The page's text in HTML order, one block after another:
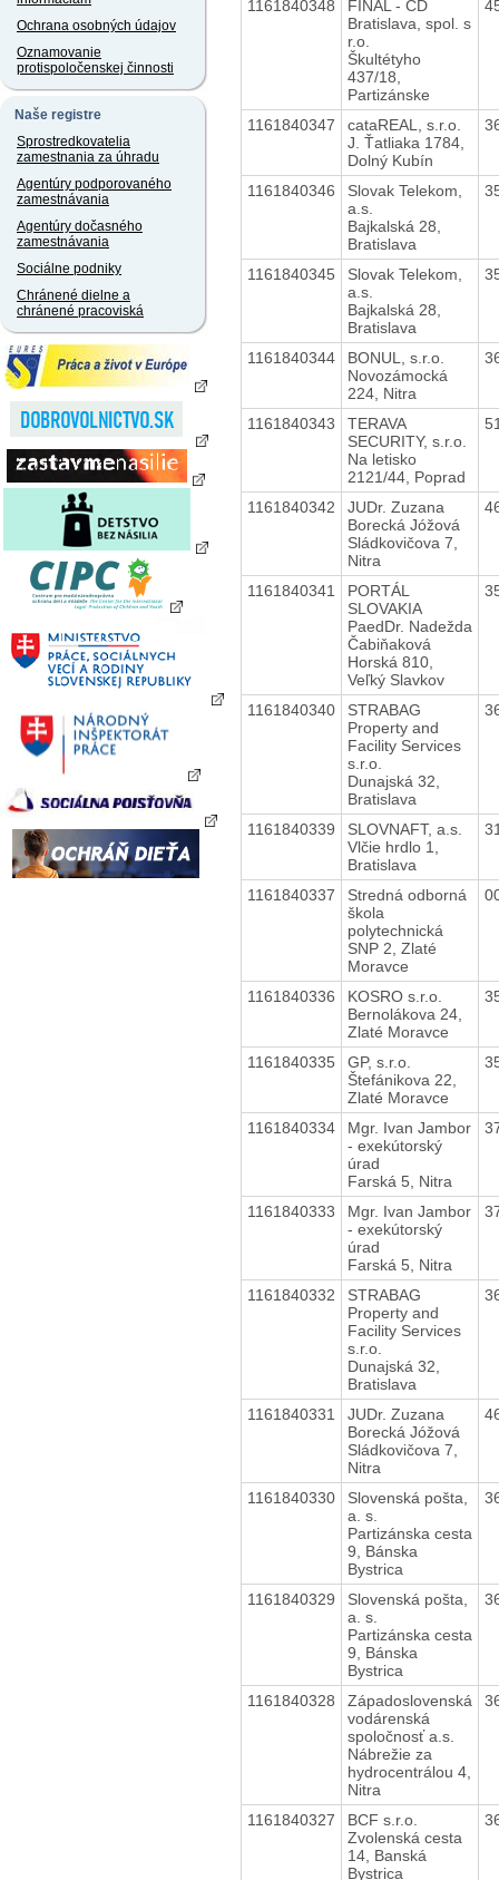
Ochrana osobných údajov
Oznamovanie
protispoločenskej činnosti
Naše registre
Sprostredkovatelia
zamestnania za úhradu
Agentúry podporovaného
zamestnávania
Agentúry dočasného
zamestnávania
Sociálne podniky
Chránené dielne a
chránené pracoviská
1161840348
FINAL - CD
Bratislava, spol. s
r.o.
Škultétyho
437/18,
Partizánske
1161840347
cataREAL, s.r.o.
J. Ťatliaka 1784,
Dolný Kubín
1161840346
Slovak Telekom,
a.s.
Bajkalská 28,
Bratislava
1161840345
Slovak Telekom,
a.s.
Bajkalská 28,
Bratislava
1161840344
BONUL, s.r.o.
Novozámocká
224, Nitra
1161840343
TERAVA
SECURITY, s.r.o.
Na letisko
2121/44, Poprad
1161840342
JUDr. Zuzana
Borecká Jóžová
Sládkovičova 7,
Nitra
1161840341
PORTÁL
SLOVAKIA
PaedDr. Nadežda
Čabiňaková
Horská 810,
Veľký Slavkov
1161840340
STRABAG
Property and
Facility Services
s.r.o.
Dunajská 32,
Bratislava
1161840339
SLOVNAFT, a.s.
Vlčie hrdlo 1,
Bratislava
1161840337
Stredná odborná
škola
polytechnická
SNP 2, Zlaté
Moravce
1161840336
KOSRO s.r.o.
Bernolákova 24,
Zlaté Moravce
1161840335
GP, s.r.o.
Štefánikova 22,
Zlaté Moravce
1161840334
Mgr. Ivan Jambor
- exekútorský
úrad
Farská 5, Nitra
1161840333
Mgr. Ivan Jambor
- exekútorský
úrad
Farská 5, Nitra
1161840332
STRABAG
Property and
Facility Services
s.r.o.
Dunajská 32,
Bratislava
1161840331
JUDr. Zuzana
Borecká Jóžová
Sládkovičova 7,
Nitra
1161840330
Slovenská pošta,
a. s.
Partizánska cesta
9, Bánska
Bystrica
1161840329
Slovenská pošta,
a. s.
Partizánska cesta
9, Bánska
Bystrica
1161840328
Západoslovenská
vodárenská
spoločnosť a.s.
Nábrežie za
hydrocentrálou 4,
Nitra
1161840327
BCF s.r.o.
Zvolenská cesta
14, Banská
Bystrica